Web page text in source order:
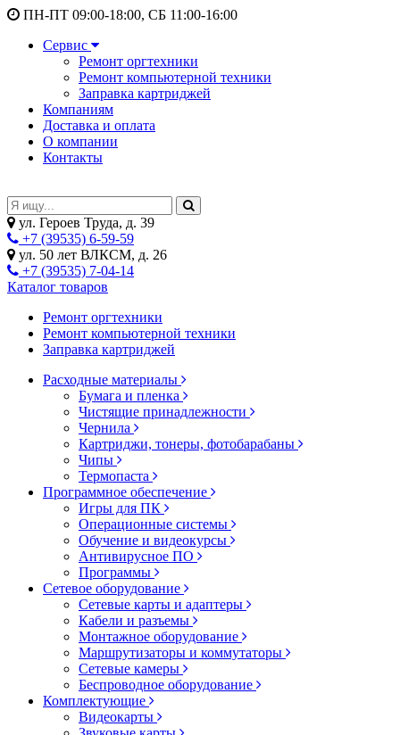
ПН-ПТ 09:00-18:00, СБ 11:00-16:00
Сервис
Ремонт оргтехники
Ремонт компьютерной техники
Заправка картриджей
Компаниям
Доставка и оплата
О компании
Контакты
ул. Героев Труда, д. 39
+7 (39535) 6-59-59
ул. 50 лет ВЛКСМ, д. 26
+7 (39535) 7-04-14
Каталог товаров
Ремонт оргтехники
Ремонт компьютерной техники
Заправка картриджей
Расходные материалы
Бумага и пленка
Чистящие принадлежности
Чернила
Картриджи, тонеры, фотобарабаны
Чипы
Термопаста
Программное обеспечение
Игры для ПК
Операционные системы
Обучение и видеокурсы
Антивирусное ПО
Программы
Сетевое оборудование
Сетевые карты и адаптеры
Кабели и разъемы
Монтажное оборудование
Маршрутизаторы и коммутаторы
Сетевые камеры
Беспроводное оборудование
Комплектующие
Видеокарты